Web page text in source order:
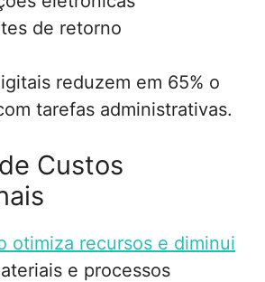
de retorno
reduzem em 65% o
tarefas administrativas.
Custos
otimiza recursos e diminui
e processos